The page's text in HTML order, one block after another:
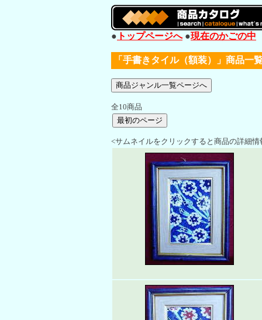
● トップページへ●現在のかごの中
「手書きタイル（額装）」商品一
全10商品
<サムネイルをクリックすると商品の詳細